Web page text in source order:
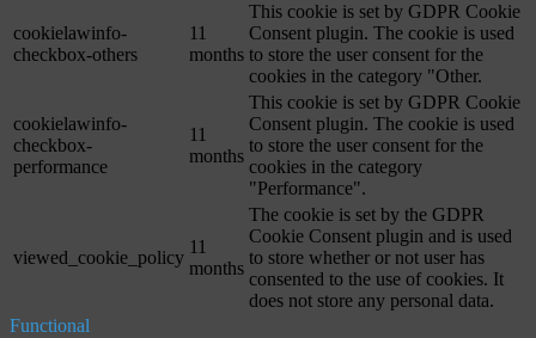
cookielawinfo-
checkbox-others
11
months
This cookie is set by GDPR Cookie
Consent plugin. The cookie is used
to store the user consent for the
cookies in the category "Other.
cookielawinfo-
checkbox-
performance
11
months
This cookie is set by GDPR Cookie
Consent plugin. The cookie is used
to store the user consent for the
cookies in the category
"Performance".
viewed_cookie_policy
11
months
The cookie is set by the GDPR
Cookie Consent plugin and is used
to store whether or not user has
consented to the use of cookies. It
does not store any personal data.
Functional